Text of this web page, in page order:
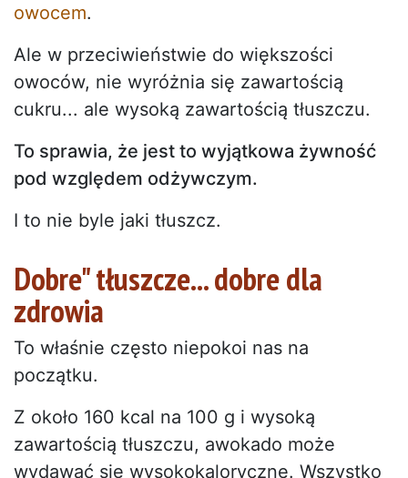
owocem.
Ale w przeciwieństwie do większości
owoców, nie wyróżnia się zawartością
cukru... ale wysoką zawartością tłuszczu.
To sprawia, że jest to wyjątkowa żywność
pod względem odżywczym.
I to nie byle jaki tłuszcz.
Dobre" tłuszcze... dobre dla
zdrowia
To właśnie często niepokoi nas na
początku.
Z około 160 kcal na 100 g i wysoką
zawartością tłuszczu, awokado może
wydawać się wysokokaloryczne. Wszystko